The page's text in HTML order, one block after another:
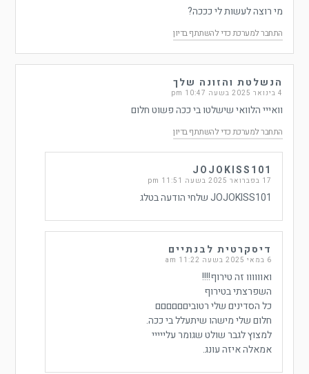
מי רוצה לעשות לי כככה?
התחבר למערכת כדי להשתתף בדיון
הנשלטת והזונה שלך
4 בינואר 2025 בשעה 10:47 pm
וואייי הלוואי שישלטו בי ככה פשוט חלום
התחבר למערכת כדי להשתתף בדיון
JOJOKISS101
17 בפברואר 2025 בשעה 11:51 pm
JOJOKISS101 שלחי הודעה בטלג
דיסקרטית לבנתיים
6 במאי 2025 בשעה 11:22 am
ואוווווו זה טירוף!!!!
השפרצתי בטירוף
כל הסדינים שלי רטוביםםםםםם
חלום שלי מישהו שיתעלל בי ככה.
למצוץ לגבר שולט שגומר עלייייי
אמאלה איזה עונג.